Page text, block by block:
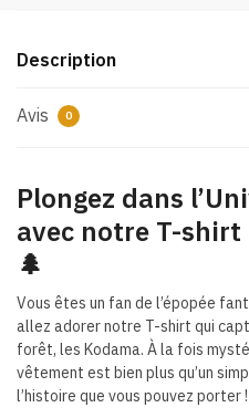
Description
Avis 0
Plongez dans
avec notre T-shirt
🌲
Vous êtes un fan de l’épopée
allez adorer notre T-shirt qui
forêt, les Kodama. À la fois
vêtement est bien plus qu’un
l’histoire que vous pouvez porter !